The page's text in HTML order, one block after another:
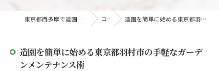
東京都西多摩で造園の求人なら株式会社優心植木 コラム 造園を簡単に始める東京都羽村市の手軽なガーデンメンテナンス術
造園を簡単に始める東京都羽村市の手軽なガーデ
ンメンテナンス術